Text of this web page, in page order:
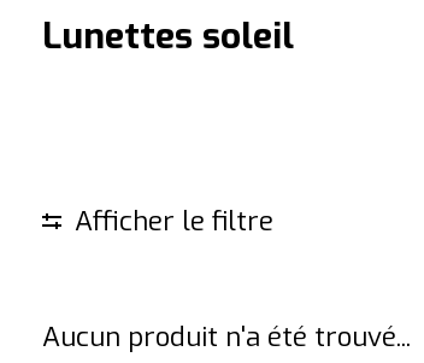
Lunettes soleil
Afficher le filtre
Aucun produit n'a été trouvé...